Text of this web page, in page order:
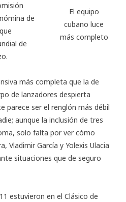
El equipo
cubano luce
más completo
de
de
más completa que la de
de lanzadores despierta
parece ser el renglón más débil
aunque la inclusión de tres
solo falta por ver cómo
Vladimir García y Yolexis Ulacia
situaciones que de seguro
estuvieron en el Clásico de